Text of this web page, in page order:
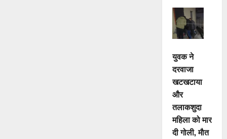
युवक ने
दरवाजा
खटखटाया
और
तलाकशुदा
महिला को मार
दी गोली, माैत